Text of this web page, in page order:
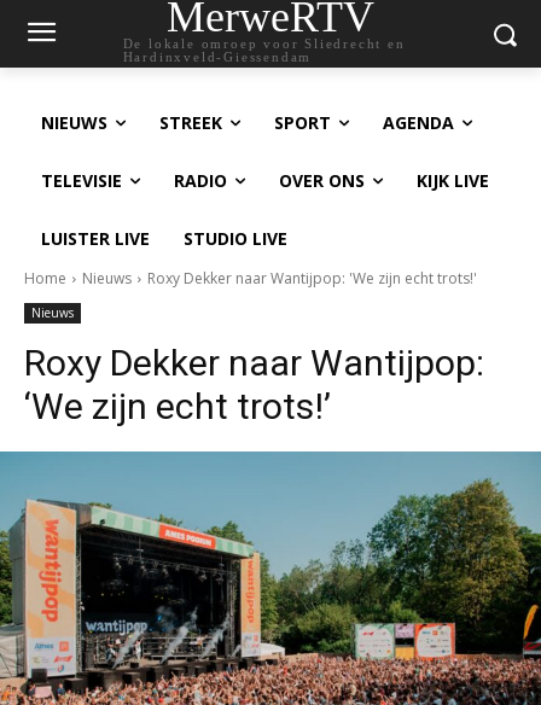
MerweRTV
De lokale omroep voor Sliedrecht en
Hardinxveld-Giessendam
NIEUWS STREEK SPORT AGENDA
TELEVISIE RADIO OVER ONS KIJK LIVE
LUISTER LIVE STUDIO LIVE
Home Nieuws Roxy Dekker naar Wantijpop: 'We zijn echt trots!'
Nieuws
Roxy Dekker naar Wantijpop:
‘We zijn echt trots!’